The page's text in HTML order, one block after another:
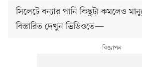
সিলেটে বন্যার পানি কিছুটা কমলেও
বিস্তারিত দেখুন ভিডিওতে—